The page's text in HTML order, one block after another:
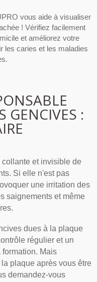
vous aide à visualiser
! Vérifiez facilement
et améliorez votre
les caries et les maladies
GENCIVES :
collante et invisible de
Si elle n'est pas
une irritation des
saignements et même
dues à la plaque
régulier et un
formation. Mais
plaque après vous être
demandez-vous